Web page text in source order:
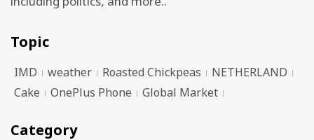
Topic
IMD weather Roasted Chickpeas
NETHERLAND
Cake
OnePlus Phone Global Market
Category